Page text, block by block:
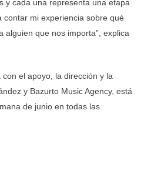
y cada una representa una etapa
contar mi experiencia sobre qué
alguien que nos importa”, explica
el apoyo, la dirección y la
y Bazurto Music Agency, está
de junio en todas las